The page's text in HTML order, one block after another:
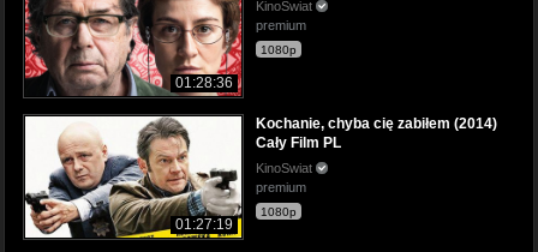
01:28:36
KinoSwiat
premium
1080p
01:27:19
Kochanie, chyba cię zabiłem (2014)
Cały Film PL
KinoSwiat
premium
1080p